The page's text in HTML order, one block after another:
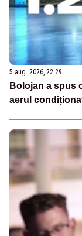
5 aug. 2026, 22:29
Bolojan a spus
aerul